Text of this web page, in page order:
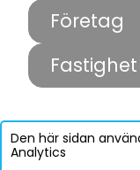
Företag
Fastighet
Den här sidan
Analytics